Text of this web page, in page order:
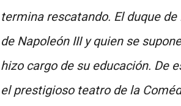
termina rescatando. El duque
de Napoleón III y quien se
hizo cargo de su educación. De
el prestigioso teatro de la